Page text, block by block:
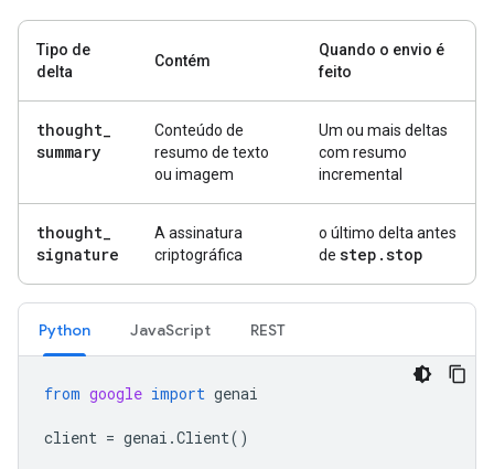
Tipo de
delta
Contém
Quando o envio é
feito
thought_
summary
Conteúdo de
resumo de texto
ou imagem
Um ou mais deltas
com resumo
incremental
thought_
signature
A assinatura
criptográfica
o último delta antes
de step .stop
Python JavaScript REST
from google import genai
client = genai .Client()